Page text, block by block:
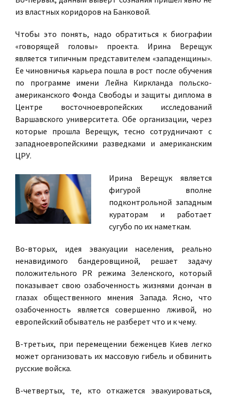
из властных коридоров на Банковой.
Чтобы это понять, надо обратиться к биографии
«говорящей головы» проекта. Ирина Верещук
является типичным представителем «западенщины».
Ее чиновничья карьера пошла в рост после обучения
по программе имени Лейна Киркланда польско-
американского Фонда Свободы и защиты диплома в
Центре восточноевропейских исследований
Варшавского университета. Обе организации, через
которые прошла Верещук, тесно сотрудничают с
западноевропейскими разведками и американским
ЦРУ.
Ирина Верещук является
фигурой вполне
подконтрольной западным
кураторам и работает
сугубо по их наметкам.
Во-вторых, идея эвакуации населения, реально
ненавидимого бандеровщиной, решает задачу
положительного PR режима Зеленского, который
показывает свою озабоченность жизнями дончан в
глазах общественного мнения Запада. Ясно, что
озабоченность является совершенно лживой, но
европейский обыватель не разберет что и к чему.
В-третьих, при перемещении беженцев Киев легко
может организовать их массовую гибель и обвинить
русские войска.
В-четвертых, те, кто откажется эвакуироваться,